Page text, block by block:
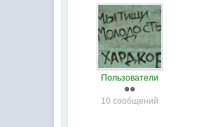
Пользователи
10 сообщений